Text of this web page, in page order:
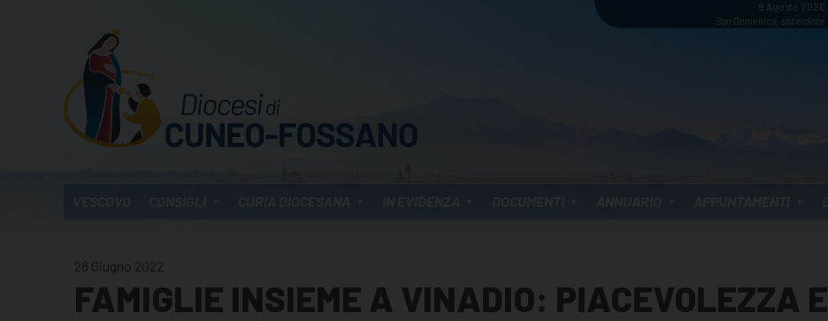
8 Agosto 2026
San Domenico, sacerdote
28 Giugno 2022
FAMIGLIE INSIEME A VINADIO: PIACEVOLEZZA E